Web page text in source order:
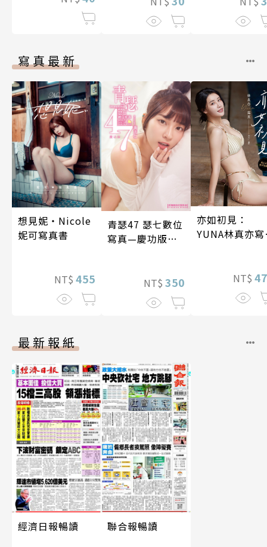
藉由製作藥水受
捧為聖女大人～
寫真最新
想見妮‧Nicole
妮可寫真書
NT$ 455
青瑟47 瑟七數位
寫真—慶功版
NT$ 350
亦如初見：
YUNA林真亦寫
NT$
最新報紙
經濟日報暢讀 聯合報暢讀